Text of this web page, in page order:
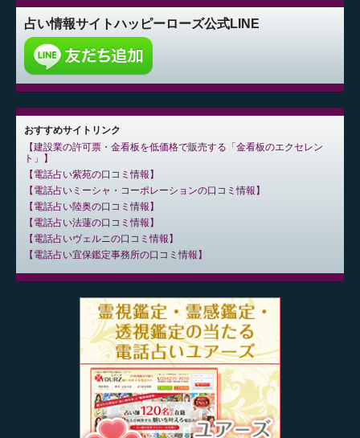
占い情報サイトハッピーローズ公式LINE
おすすめサイトリンク
建設業の許可票・金看板を低価格で販売する「金看板のエクセレン
ト」
電話占い紫苑の口コミ情報
電話占いミーシャ・コーポレーションの口コミ情報
電話占い陸奥の口コミ情報
電話占い法蓮の口コミ情報
電話占いヴェルニの口コミ情報
電話占い宜保鑑定事務所の口コミ情報